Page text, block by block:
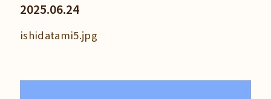
2025.06.24
ishidatami5.jpg